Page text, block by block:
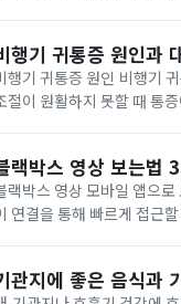
행기 귀통증 원인과
통증 원인 비행기 귀통증은 기압 변화로 인해 발생합니다. 유스타키오관이 제대로 작동하지 않아 귀의 공기압
이 원활하지 못할 때 통증이 발생합니다. 비행기 귀통증 대처법 수분 섭취
랙박스 영상 보는법
스 영상 모바일 앱으로 보기 최신형 블랙박스는 해당 회사의 앱을 통해 휴대폰에서 영상을 볼 수
결을 통해 빠르게 접근할 수 있는 장점이 있습니다. 블랙
관지에 좋은 음식과